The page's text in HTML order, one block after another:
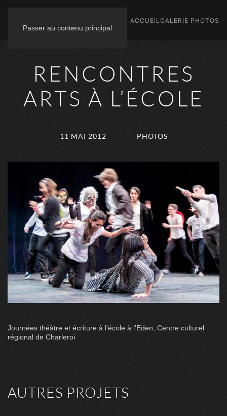
Passer au contenu principal
ACCUEIL GALERIE PHOTOS
RENCONTRES
ARTS À L’ÉCOLE
11 MAI 2012 PHOTOS
Journées théâtre et écriture à l’école à l’Eden, Centre culturel
régional de Charleroi
AUTRES PROJETS